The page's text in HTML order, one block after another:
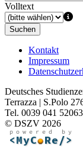
Volltext
Suchen
Kontakt
Impressum
Deutsches
Terrazza | S.Polo
Tel. 0039 041
© DSZV 2026